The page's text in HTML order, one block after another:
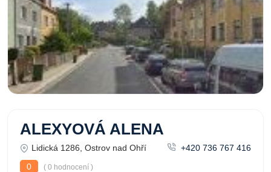
ALEXYOVÁ ALENA
Lidická 1286, Ostrov nad Ohří
+420 736 767 416
0
( 0 hodnocení )